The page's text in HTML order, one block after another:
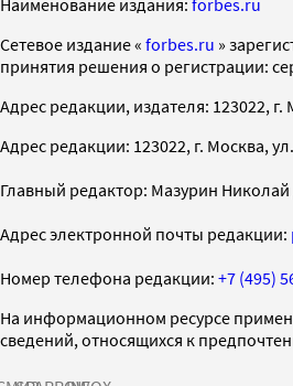
Cетевое издание « forbes.ru »
принятия решения о регистрации:
Адрес редакции, издателя: 123022, г.
Адрес редакции: 123022, г. Москва,
Главный редактор: Мазурин
Адрес электронной почты редакции:
Номер телефона редакции: +7 (495)
На информационном ресурсе
сведений, относящихся к